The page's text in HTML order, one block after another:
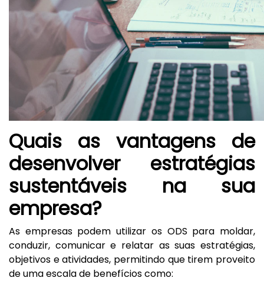
Quais as vantagens de
desenvolver estratégias
sustentáveis na sua
empresa?
As empresas podem utilizar os ODS para moldar,
conduzir, comunicar e relatar as suas estratégias,
objetivos e atividades, permitindo que tirem proveito
de uma escala de benefícios como: